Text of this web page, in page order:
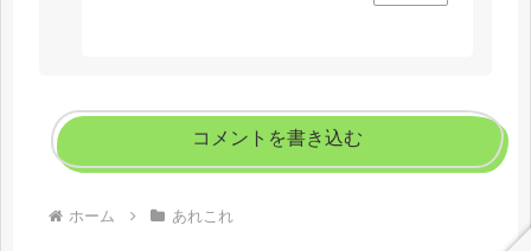
コメントを書き込む
ホーム あれこれ